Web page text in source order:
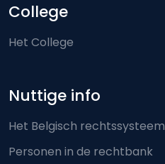
College
Het College
Nuttige info
Het Belgisch rechtssysteem
Personen in de rechtbank